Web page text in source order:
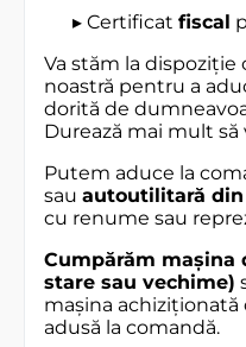
▸ Certificat fiscal
Va stăm la
noastră pentru a
dorită de
Durează mai mult
Putem aduce la
sau autoutilitară din
cu renume sau
Cumpărăm mașina
stare sau vechime)
mașina achiziționată
adusă la comandă.